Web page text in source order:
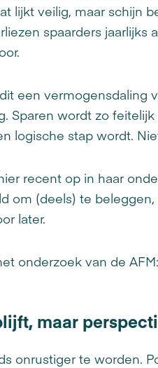
lijkt veilig, maar schijn
spaarders
een vermogensdaling
Sparen wordt zo
logische stap wordt.
recent op in haar
om (deels) te
later.
onderzoek van de AFM:
maar
onrustiger te worden.